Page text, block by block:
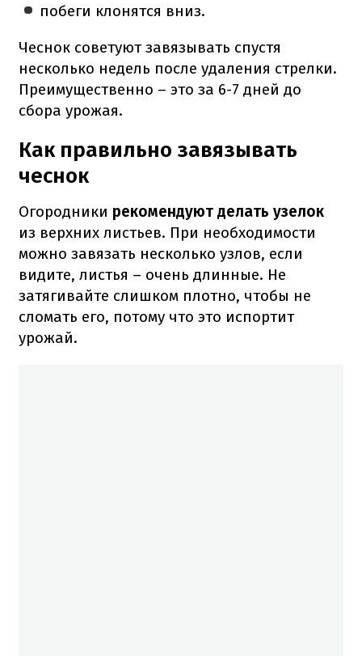
побеги клонятся вниз.
Чеснок советуют завязывать спустя
несколько недель после удаления стрелки.
Преимущественно – это за 6-7 дней до
сбора урожая.
Как правильно завязывать
чеснок
Огородники рекомендуют делать узелок
из верхних листьев. При необходимости
можно завязать несколько узлов, если
видите, листья – очень длинные. Не
затягивайте слишком плотно, чтобы не
сломать его, потому что это испортит
урожай.